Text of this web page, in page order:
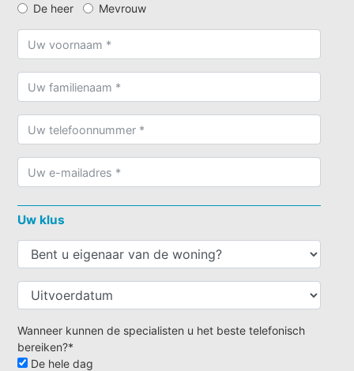
De heer Mevrouw
Uw klus
Wanneer kunnen de specialisten u het beste telefonisch
bereiken?*
De hele dag